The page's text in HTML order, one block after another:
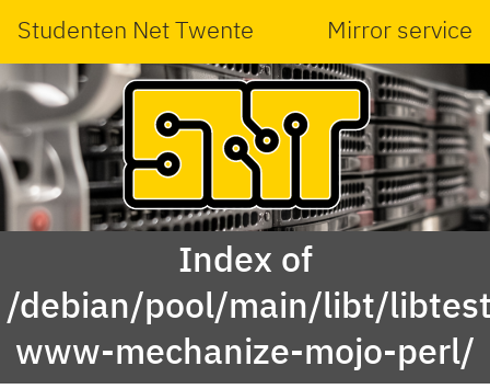
Studenten Net Twente Mirror service
Index of
/debian/pool/main/libt/
www-mechanize-mojo-perl/